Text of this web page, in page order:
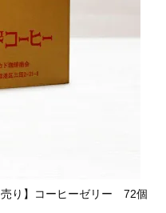
売り】コーヒーゼリー 72個